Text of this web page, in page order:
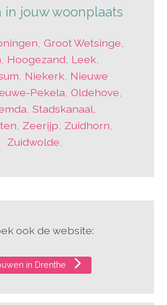
in jouw woonplaats
,Groot Wetsinge
Hoogezand Leek
Niekerk Nieuwe
Pekela Oldehove
,Stadskanaal
Zeerijp Zuidhorn
Zuidwolde
ook de website:
in Drenthe